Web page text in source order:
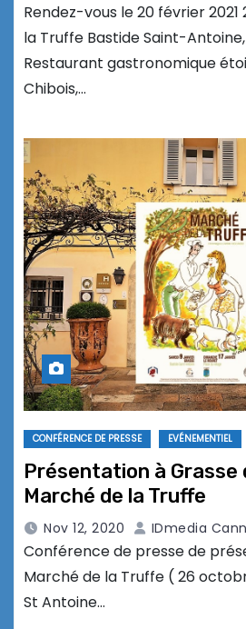
Rendez-vous le 20 février
la Truffe Bastide Saint-
Restaurant gastronomique
Chibois,…
CONFÉRENCE DE PRESSE EVÉNEMENTIEL
Présentation à Grasse
Marché de la Truffe
Nov 12, 2020 IDmedia
Conférence de presse de
Marché de la Truffe ( 26
St Antoine…